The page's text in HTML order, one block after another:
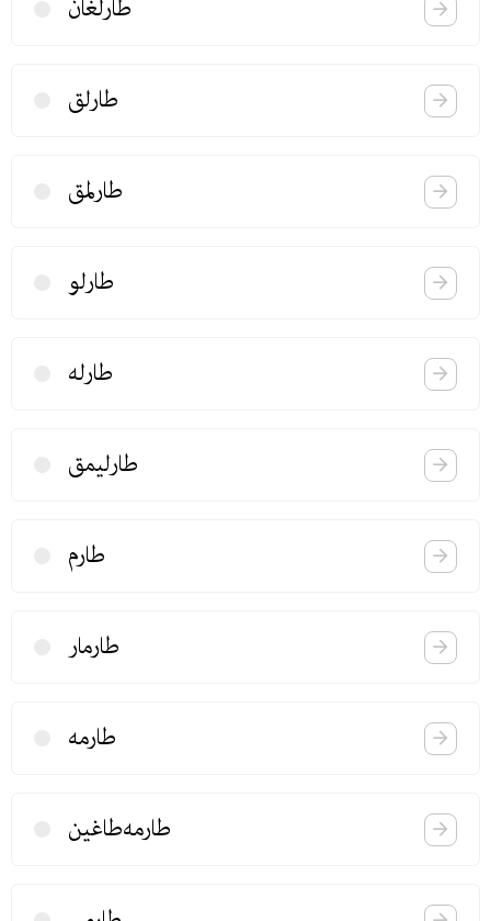
طارلغان
طارلق
طارلمق
طارلو
طارله
طارلیمق
طارم
طارمار
طارمه
طارمه‌طاغین